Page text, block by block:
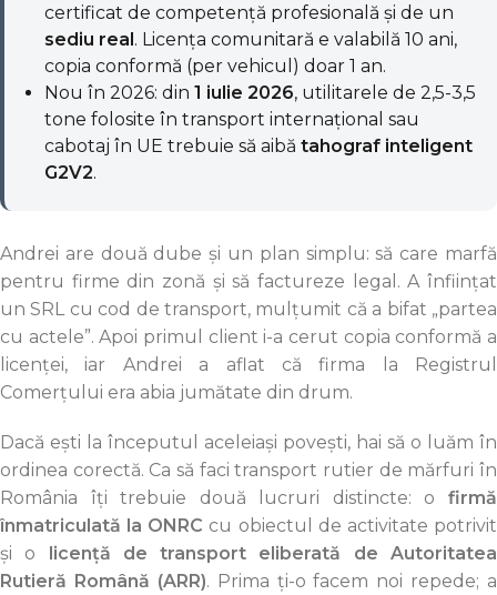
certificat de competență profesională și de un
sediu real. Licența comunitară e valabilă 10 ani,
copia conformă (per vehicul) doar 1 an.
Nou în 2026: din 1 iulie 2026, utilitarele de 2,5-3,5
tone folosite în transport internațional sau
cabotaj în UE trebuie să aibă tahograf inteligent
G2V2.
Andrei are două dube și un plan simplu: să care marfă
pentru firme din zonă și să factureze legal. A înființat
un SRL cu cod de transport, mulțumit că a bifat „partea
cu actele”. Apoi primul client i-a cerut copia conformă a
licenței, iar Andrei a aflat că firma la Registrul
Comerțului era abia jumătate din drum.
Dacă ești la începutul aceleiași povești, hai să o luăm în
ordinea corectă. Ca să faci transport rutier de mărfuri în
România îți trebuie două lucruri distincte: o firmă
înmatriculată la ONRC cu obiectul de activitate potrivit
și o licență de transport eliberată de Autoritatea
Rutieră Română (ARR). Prima ți-o facem noi repede; a